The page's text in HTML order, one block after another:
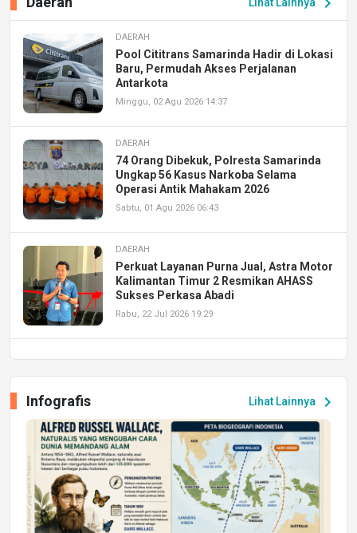
DAERAH
Pool Cititrans Samarinda Hadir di Lokasi
Baru, Permudah Akses Perjalanan
Antarkota
Minggu, 02 Agu 2026 14:37
DAERAH
74 Orang Dibekuk, Polresta Samarinda
Ungkap 56 Kasus Narkoba Selama
Operasi Antik Mahakam 2026
Sabtu, 01 Agu 2026 06:43
DAERAH
Perkuat Layanan Purna Jual, Astra Motor
Kalimantan Timur 2 Resmikan AHASS
Sukses Perkasa Abadi
Rabu, 22 Jul 2026 19:29
Peluang Kerja dan Magang
Jumat, 17 Jul 2026 22:30
DAERAH
Astra Motor Kalimantan Timur 2 Dukung
Mahasiswa Samarinda dalam Astra
Honda SDGs Future Leaders 2026
Jumat, 10 Jul 2026 19:01
Lihat Lainnya chevron_right
Infografis